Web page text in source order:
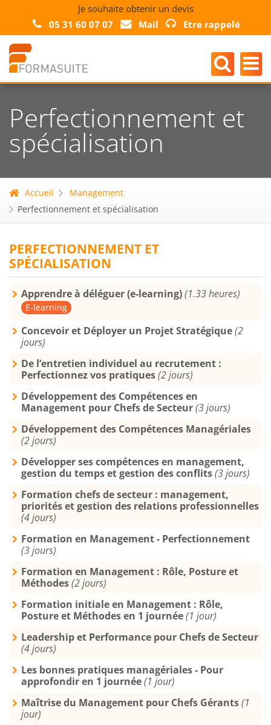
Je souhaite obtenir un devis
05 31 60 07 07
Mail Etre rappelé
Perfectionnement et
spécialisation
Accueil
Management
Perfectionnement et spécialisation
PERFECTIONNEMENT ET
SPÉCIALISATION
Apprendre à déléguer (e-learning)(1.33 heures)
E-learning
Concevoir et Déployer un Projet Stratégique(2
jours)
De l’entretien individuel au recrutement :
Perfectionnez vos pratiques(2 jours)
Développement des Compétences en
Management pour Chefs de Secteur(3 jours)
Développement des Compétences Managériales
(2 jours)
Développer ses compétences en management,
gestion du temps et gestion des conflits(3 jours)
Formation chefs de secteur : management,
priorités et gestion des relations professionnelles
(4 jours)
Formation en Management - Perfectionnement
(3 jours)
Formation en Management : Rôle, Posture et
Méthodes(2 jours)
Formation initiale en Management : Rôle,
Posture et Méthodes en 1 journée(1 jour)
Leadership et Performance pour Chefs de Secteur
(4 jours)
Les bonnes pratiques managériales - Pour
approfondir en 1 journée(1 jour)
Maîtrise du Management pour Chefs Gérants(1
jour)